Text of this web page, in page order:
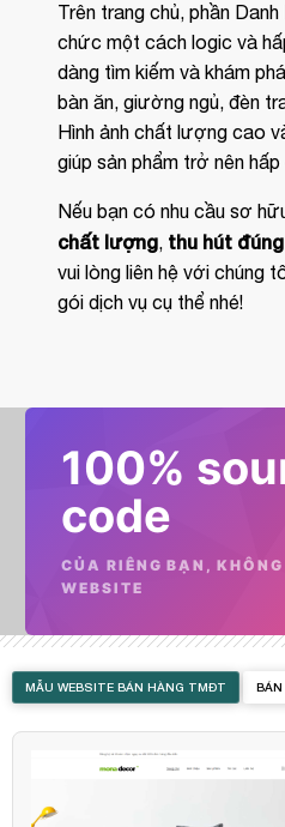
Trên trang chủ, phần
chức một cách logic và
dàng tìm kiếm và khám
bàn ăn, giường ngủ, đèn
Hình ảnh chất lượng cao
giúp sản phẩm trở nên
Nếu bạn có nhu cầu sơ
chất lượng, thu hút
vui lòng liên hệ với chúng
gói dịch vụ cụ thể nhé!
100%
code
CỦA RIÊNG BẠN,
WEBSITE
MẪU WEBSITE BÁN HÀNG TMĐT BÁN